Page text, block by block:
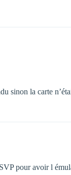
sinon la carte
pour avoir l